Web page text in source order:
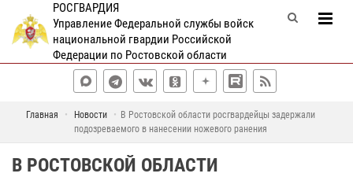
РОСГВАРДИЯ
Управление Федеральной службы войск
национальной гвардии Российской
Федерации по Ростовской области
Главная Новости
В Ростовской области росгвардейцы задержали
подозреваемого в нанесении ножевого ранения
В РОСТОВСКОЙ ОБЛАСТИ